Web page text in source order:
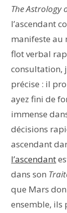
The Astrology
l’ascendant
manifeste au
flot verbal
consultation,
précise : il
ayez fini de
immense
décisions
ascendant
l’ascendant
dans son
que Mars
ensemble, ils